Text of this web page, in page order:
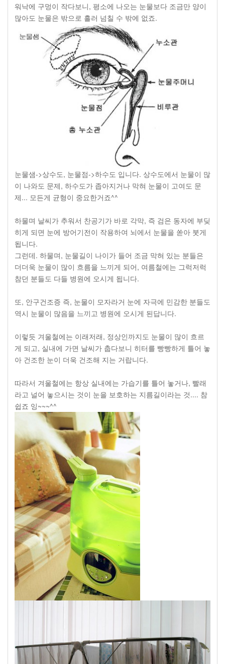
워낙에 구멍이 작다보니, 평소에 나오는 눈물보다 조금만 양이
많아도 눈물은 밖으로 흘러 넘칠 수 밖에 없죠.
눈물샘->상수도, 눈물점->하수도 입니다. 상수도에서 눈물이 많
이 나와도 문제, 하수도가 좁아지거나 막혀 눈물이 고여도 문
제... 모든게 균형이 중요한거죠^^
하물며 날씨가 추워서 찬공기가 바로 각막, 즉 검은 동자에 부딪
히게 되면 눈에 방어기전이 작용하여 뇌에서 눈물을 쏟아 붓게
됩니다.
그런데. 하물며, 눈물길이 나이가 들어 조금 막혀 있는 분들은
더더욱 눈물이 많이 흐름을 느끼게 되어, 여름철에는 그럭저럭
참던 분들도 다들 병원에 오시게 됩니다.
또, 안구건조증 즉, 눈물이 모자라거 눈에 자극에 민감한 분들도
역시 눈물이 많음을 느끼고 병원에 오시게 된답니다.
이렇듯 겨울철에는 이래저래, 정상인까지도 눈물이 많이 흐르
게 되고, 실내에 가면 날씨가 춥다보니 히터를 빵빵하게 틀어 놓
아 건조한 눈이 더욱 건조해 지는 거랍니다.
따라서 겨울철에는 항상 실내에는 가습기를 틀어 놓거나, 빨래
라고 널어 놓으시는 것이 눈을 보호하는 지름길이라는 것.... 참
쉽죠 잉~~~^^